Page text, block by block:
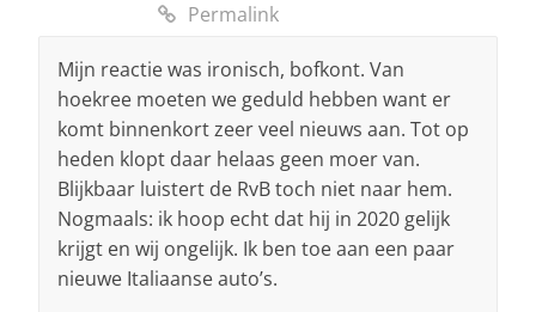
Permalink
Mijn reactie was ironisch, bofkont. Van
hoekree moeten we geduld hebben want er
komt binnenkort zeer veel nieuws aan. Tot op
heden klopt daar helaas geen moer van.
Blijkbaar luistert de RvB toch niet naar hem.
Nogmaals: ik hoop echt dat hij in 2020 gelijk
krijgt en wij ongelijk. Ik ben toe aan een paar
nieuwe Italiaanse auto’s.